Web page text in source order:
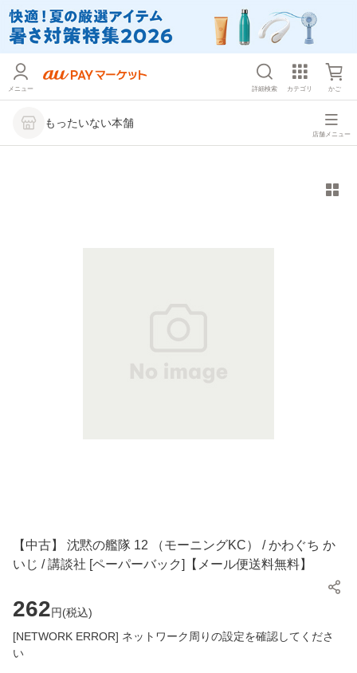
メニュー 詳細検索 カテゴリ かご
もったいない本舗
店舗メニュー
【中古】 沈黙の艦隊 12 （モーニングKC） / かわぐち か
いじ / 講談社 [ペーパーバック]【メール便送料無料】
262円(税込)
[NETWORK ERROR] ネットワーク周りの設定を確認してくださ
い